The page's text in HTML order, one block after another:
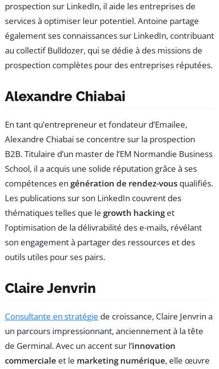
prospection sur LinkedIn, il aide les entreprises de
services à optimiser leur potentiel. Antoine partage
également ses connaissances sur LinkedIn, contribuant
au collectif Bulldozer, qui se dédie à des missions de
prospection complètes pour des entreprises réputées.
Alexandre Chiabai
En tant qu’entrepreneur et fondateur d’Emailee,
Alexandre Chiabai se concentre sur la prospection
B2B. Titulaire d’un master de l’EM Normandie Business
School, il a acquis une solide réputation grâce à ses
compétences en génération de rendez-vous qualifiés.
Les publications sur son LinkedIn couvrent des
thématiques telles que le growth hackinget
l’optimisation de la délivrabilité des e-mails, révélant
son engagement à partager des ressources et des
outils utiles pour ses pairs.
Claire Jenvrin
Consultante en stratégie de croissance, Claire Jenvrin a
un parcours impressionnant, anciennement à la tête
de Germinal. Avec un accent sur l’innovation
commerciale et le marketing numérique, elle œuvre